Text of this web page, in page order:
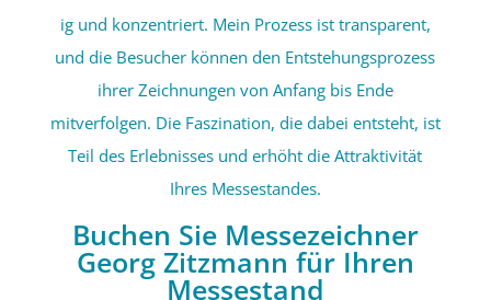
ig und konzentriert. Mein Prozess ist transparent,
und die Besucher können den Entstehungsprozess
ihrer Zeichnungen von Anfang bis Ende
mitverfolgen. Die Faszination, die dabei entsteht, ist
Teil des Erlebnisses und erhöht die Attraktivität
Ihres Messestandes.
Buchen Sie Messezeichner
Georg Zitzmann für Ihren
Messestand